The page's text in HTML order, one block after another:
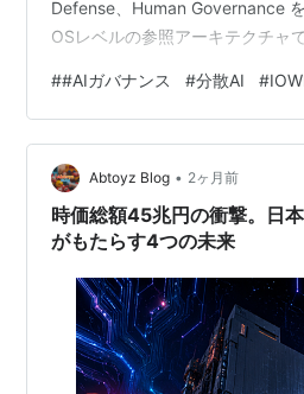
Defense、Human Governance
OSレベルの参照アーキテクチャ
カイブを大脳皮質、Traceを記憶
Kazeneを呼吸、Defenseを免疫
として扱う文明OS です。 なぜ
成AIの進化は、も…
##AIガバナンス #分散AI #
Abtoyz Blog • 2ヶ月前
時価総額45兆円の衝撃。日
がもたらす4つの未来